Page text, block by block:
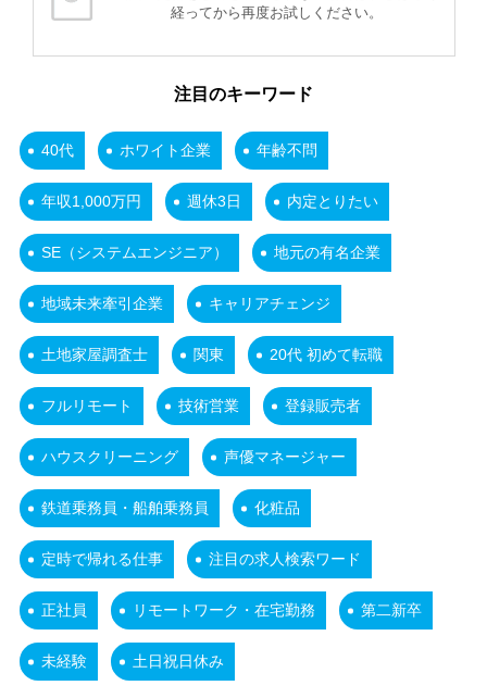
経ってから再度お試しください。
注目のキーワード
40代 ホワイト企業 年齢不問
年収1,000万円 週休3日 内定とりたい
SE（システムエンジニア） 地元の有名企業
地域未来牽引企業 キャリアチェンジ
土地家屋調査士 関東 20代 初めて転職
フルリモート 技術営業 登録販売者
ハウスクリーニング 声優マネージャー
鉄道乗務員・船舶乗務員 化粧品
定時で帰れる仕事 注目の求人検索ワード
正社員 リモートワーク・在宅勤務 第二新卒
未経験 土日祝日休み